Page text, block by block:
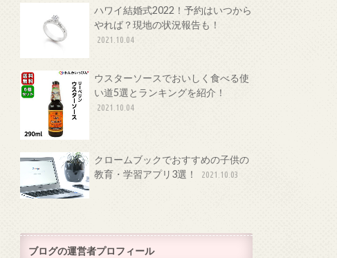
ハワイ結婚式2022！予約はいつから
やれば？現地の状況報告も！
2021.10.04
ウスターソースでおいしく食べる使
い道5選とランキングを紹介！
2021.10.04
クロームブックでおすすめの子供の
教育・学習アプリ3選！
2021.10.03
ブログの運営者プロフィール